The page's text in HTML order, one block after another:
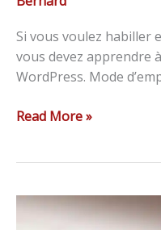
Si vous voulez habiller
vous devez apprendre
WordPress. Mode
Read More »
Pourquoi